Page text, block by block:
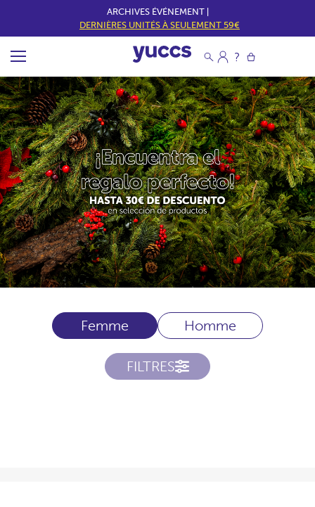
ARCHIVES ÉVÉNEMENT |
DERNIÈRES UNITÉS À SEULEMENT 59€
Femme Homme
FILTRES